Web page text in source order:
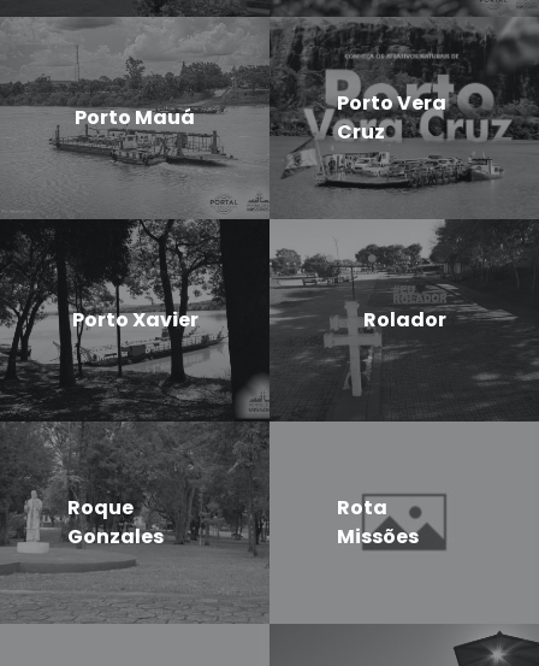
Porto Mauá
Porto Vera
Cruz
Porto Xavier Rolador
Roque
Gonzales
Rota
Missões